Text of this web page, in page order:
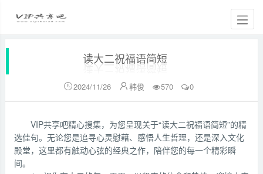
读大二祝福语简短
2024/11/26 韩俊 570 0
VIP共享吧精心搜集，为您呈现关于“读大二祝福语简短”的精
选佳句。无论您是追寻心灵慰藉、感悟人生哲理，还是深入文化
殿堂，这里都有触动心弦的经典之作，陪伴您的每一个精彩瞬
间。